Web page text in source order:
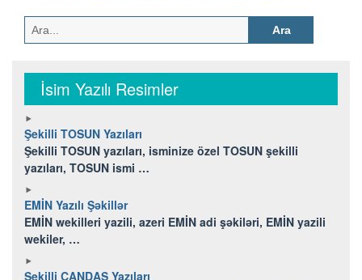
Arama:
İsim Yazılı Resimler
Şekilli TOSUN Yazıları
Şekilli TOSUN yazıları, isminize özel TOSUN şekilli
yazıları, TOSUN ismi …
EMİN Yazılı Şəkillər
EMİN wekilleri yazili, azeri EMİN adi şəkiləri, EMİN yazili
wekiler, …
Şekilli CANDAŞ Yazıları